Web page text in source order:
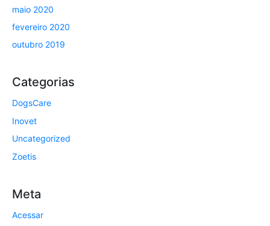
maio 2020
fevereiro 2020
outubro 2019
Categorias
DogsCare
Inovet
Uncategorized
Zoetis
Meta
Acessar